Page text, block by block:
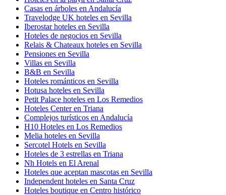
Casas en árboles en Andalucía
Travelodge UK hoteles en Sevilla
Iberostar hoteles en Sevilla
Hoteles de negocios en Sevilla
Relais & Chateaux hoteles en Sevilla
Pensiones en Sevilla
Villas en Sevilla
B&B en Sevilla
Hoteles románticos en Sevilla
Hotusa hoteles en Sevilla
Petit Palace hoteles en Los Remedios
Hoteles Center en Triana
Complejos turísticos en Andalucía
H10 Hoteles en Los Remedios
Melia hoteles en Sevilla
Sercotel Hotels en Sevilla
Hoteles de 3 estrellas en Triana
Nh Hotels en El Arenal
Hoteles que aceptan mascotas en Sevilla
Independent hoteles en Santa Cruz
Hoteles boutique en Centro histórico